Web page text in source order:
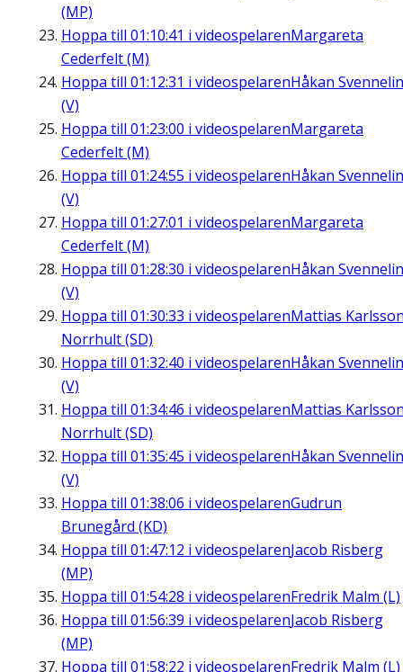
(MP)
Hoppa till 01:10:41 i videospelarenMargareta
Cederfelt (M)
Hoppa till 01:12:31 i videospelarenHåkan
(V)
Hoppa till 01:23:00 i videospelarenMargareta
Cederfelt (M)
Hoppa till 01:24:55 i videospelarenHåkan
(V)
Hoppa till 01:27:01 i videospelarenMargareta
Cederfelt (M)
Hoppa till 01:28:30 i videospelarenHåkan
(V)
Hoppa till 01:30:33 i videospelarenMattias
Norrhult (SD)
Hoppa till 01:32:40 i videospelarenHåkan
(V)
Hoppa till 01:34:46 i videospelarenMattias
Norrhult (SD)
Hoppa till 01:35:45 i videospelarenHåkan
(V)
Hoppa till 01:38:06 i videospelarenGudrun
Brunegård (KD)
Hoppa till 01:47:12 i videospelarenJacob Risberg
(MP)
Hoppa till 01:54:28 i videospelarenFredrik Malm (L)
Hoppa till 01:56:39 i videospelarenJacob Risberg
(MP)
Hoppa till 01:58:22 i videospelarenFredrik Malm (L)